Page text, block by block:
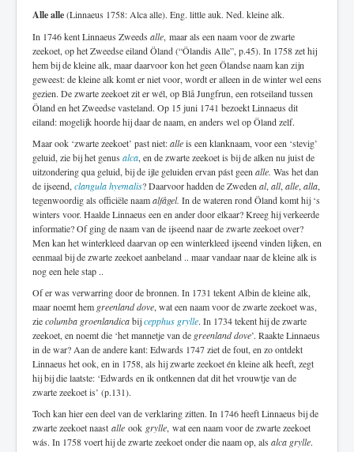
Alle alle(Linnaeus 1758: Alca alle). Eng. little auk. Ned. kleine alk.
In 1746 kent Linnaeus Zweeds alle, maar als een naam voor de zwarte
zeekoet, op het Zweedse eiland Öland (“Ölandis Alle”, p.45). In 1758 zet hij
hem bij de kleine alk, maar daarvoor kon het geen Ölandse naam kan zijn
geweest: de kleine alk komt er niet voor, wordt er alleen in de winter wel eens
gezien. De zwarte zeekoet zit er wél, op Blå Jungfrun, een rotseiland tussen
Öland en het Zweedse vasteland. Op 15 juni 1741 bezoekt Linnaeus dit
eiland: mogelijk hoorde hij daar de naam, en anders wel op Öland zelf.
Maar ook ‘zwarte zeekoet’ past niet:alleis een klanknaam, voor een ‘stevig’
geluid, zie bij het genus alca, en de zwarte zeekoet is bij de alken nu juist de
uitzondering qua geluid, bij de ijle geluiden ervan pást geen alle. Was het dan
de ijseend, clangula hyemalis? Daarvoor hadden de Zweden al, all, alle, alla,
tegenwoordig als officiële naamalfågel. In de wateren rond Öland komt hij ‘s
winters voor. Haalde Linnaeus een en ander door elkaar? Kreeg hij verkeerde
informatie? Of ging de naam van de ijseend naar de zwarte zeekoet over?
Men kan het winterkleed daarvan op een winterkleed ijseend vinden lijken, en
eenmaal bij de zwarte zeekoet aanbeland .. maar vandaar naar de kleine alk is
nog een hele stap ..
Of er was verwarring door de bronnen. In 1731 tekent Albin de kleine alk,
maar noemt hem greenland dove, wat een naam voor de zwarte zeekoet was,
ziecolumba groenlandicabijcepphus grylle. In 1734 tekent hij de zwarte
zeekoet, en noemt die ‘het mannetje van de greenland dove’. Raakte Linnaeus
in de war? Aan de andere kant: Edwards 1747 ziet de fout, en zo ontdekt
Linnaeus het ook, en in 1758, als hij zwarte zeekoet én kleine alk heeft, zegt
hij bij die laatste: ‘Edwards en ik ontkennen dat dit het vrouwtje van de
zwarte zeekoet is’ (p.131).
Toch kan hier een deel van de verklaring zitten. In 1746 heeft Linnaeus bij de
zwarte zeekoet naast alle ook grylle, wat een naam voor de zwarte zeekoet
wás. In 1758 voert hij de zwarte zeekoet onder die naam op, als alca grylle.